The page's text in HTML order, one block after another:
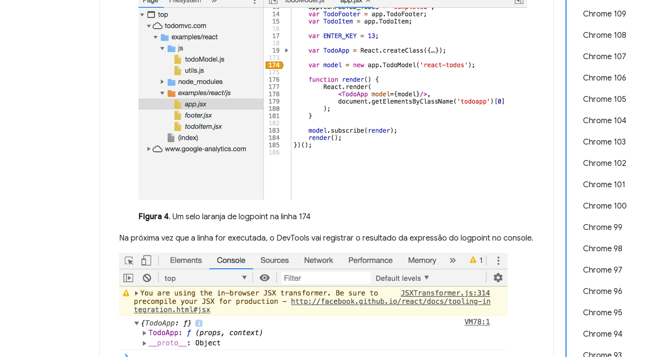
Chrome 109
Chrome 108
Chrome 107
Chrome 106
Chrome 105
Chrome 104
Chrome 103
Chrome 102
Chrome 101
Chrome 100
Chrome 99
Chrome 98
Chrome 97
Chrome 96
Chrome 95
Chrome 94
Figura 4. Um selo laranja de logpoint na linha 174
Na próxima vez que a linha for executada, o DevTools vai registrar o resultado da expressão do logpoint no console.